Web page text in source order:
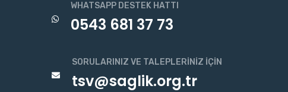
WHATSAPP DESTEK HATTI
0543 681 37 73
SORULARINIZ VE TALEPLERINIZ İÇIN
tsv@saglik.org.tr